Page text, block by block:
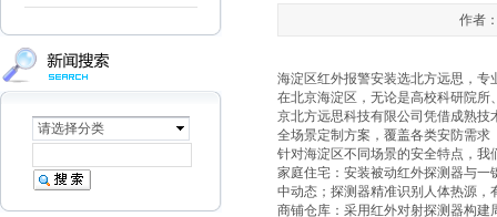
请选择分类
作者
海淀区红外报警安装选北方远思，专
在北京海淀区，无论是高校科研院
京北方远思科技有限公司‌凭借成熟
全场景定制方案，覆盖各类安防需求
针对海淀区不同场景的安全特点，
家庭住宅‌：安装被动红外探测器与
中动态；探测器精准识别人体热源，
商铺仓库‌：采用红外对射探测器构